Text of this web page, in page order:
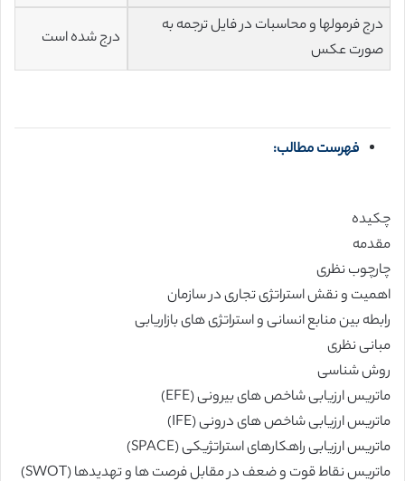
درج فرمولها و محاسبات در فایل ترجمه به
صورت عکس
درج شده است
فهرست مطالب:
چکیده
مقدمه
چارچوب نظری
اهمیت و نقش استراتژی تجاری در سازمان
رابطه بین منابع انسانی و استراتژی های بازاریابی
مبانی نظری
روش شناسی
ماتریس ارزیابی شاخص های بیرونی (EFE)
ماتریس ارزیابی شاخص های درونی (IFE)
ماتریس ارزیابی راهکارهای استراتژیکی (SPACE)
ماتریس نقاط قوت و ضعف در مقابل فرصت ها و تهدیدها (SWOT)